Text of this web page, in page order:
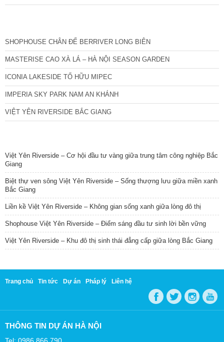
SHOPHOUSE CHÂN ĐẾ BERRIVER LONG BIÊN
MASTERISE CAO XÀ LÁ – HÀ NỘI SEASON GARDEN
ICONIA LAKESIDE TỐ HỮU MIPEC
IMPERIA SKY PARK NAM AN KHÁNH
VIỆT YÊN RIVERSIDE BẮC GIANG
Việt Yên Riverside – Cơ hội đầu tư vàng giữa trung tâm công nghiệp Bắc
Giang
Biệt thự ven sông Việt Yên Riverside – Sống thượng lưu giữa miền xanh
Bắc Giang
Liền kề Việt Yên Riverside – Không gian sống xanh giữa lòng đô thị
Shophouse Việt Yên Riverside – Điểm sáng đầu tư sinh lời bền vững
Việt Yên Riverside – Khu đô thị sinh thái đẳng cấp giữa lòng Bắc Giang
Trang chủ Tin tức Dự án Pháp lý Liên hệ
THÔNG TIN DỰ ÁN HÀ NỘI